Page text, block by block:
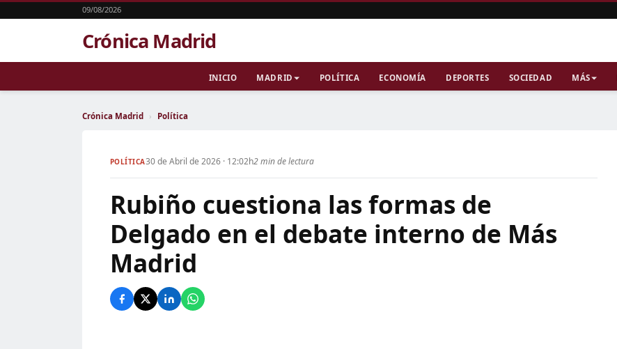
09/08/2026
Crónica Madrid
INICIO MADRID POLÍTICA ECONOMÍA DEPORTES SOCIEDAD MÁS
Crónica Madrid › Política
POLÍTICA30 de Abril de 2026 · 12:02h2 min de lectura
Rubiño cuestiona las formas de
Delgado en el debate interno de Más
Madrid